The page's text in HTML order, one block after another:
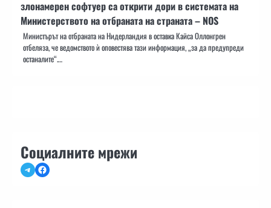
злонамерен софтуер са открити дори в системата на
Министерството на отбраната на страната – NOS
Министърът на отбраната на Нидерландия в оставка Кайса Оллонгрен
отбеляза, че ведомството ѝ оповестява тази информация, „за да предупреди
останалите“.…
Социалните мрежи
TelegramFacebook